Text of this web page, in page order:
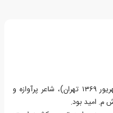
مهدی اخوان ثالث (۱۰ اسفند ۱۳۰۷ مشهد - ۴ شهریور ۱۳۶۹ تهران)، شاعر پرآوازه و
م. امید بود.